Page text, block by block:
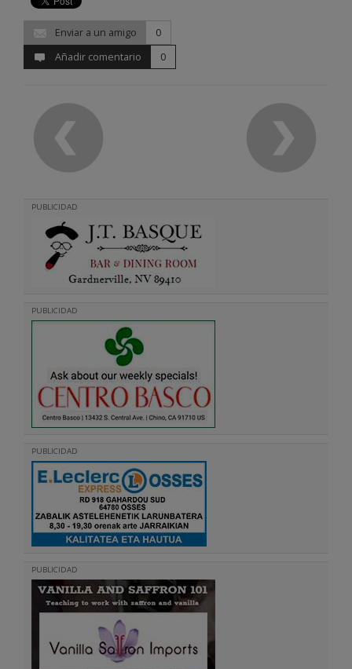
Enviar a un amigo
0
Añadir comentario
0
PUBLICIDAD
PUBLICIDAD
PUBLICIDAD
PUBLICIDAD